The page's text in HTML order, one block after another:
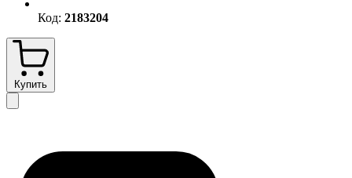
Код: 2183204
Купить